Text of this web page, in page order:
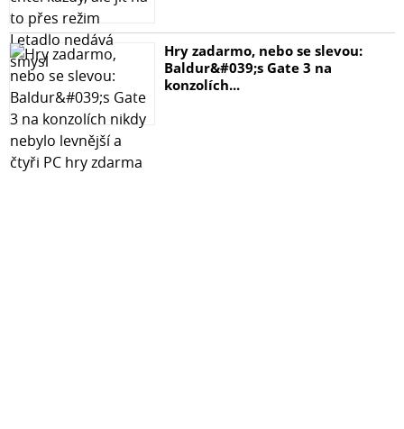
Hry zadarmo, nebo se slevou:
Baldur&#039;s Gate 3 na
konzolích...